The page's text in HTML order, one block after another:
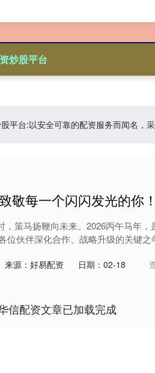
炒股平台
平台:以安全可靠的配资服务而闻名，
敬每一个闪闪发光的你！
，策马扬鞭向未来。2026丙午马年
各位伙伴深化合作、战略升级的关键
来源：好易配资 日期：02-18
信配资文章已加载完成